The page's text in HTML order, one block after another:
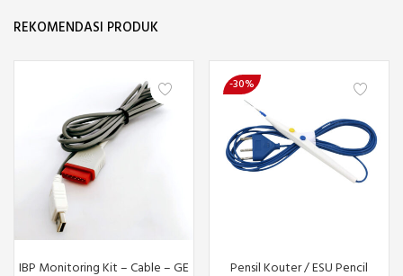
REKOMENDASI PRODUK
IBP Monitoring Kit – Cable – GE
-30%
Pensil Kouter / ESU Pencil